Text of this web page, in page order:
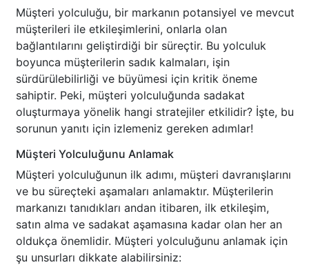
Müşteri yolculuğu, bir markanın potansiyel ve mevcut
müşterileri ile etkileşimlerini, onlarla olan
bağlantılarını geliştirdiği bir süreçtir. Bu yolculuk
boyunca müşterilerin sadık kalmaları, işin
sürdürülebilirliği ve büyümesi için kritik öneme
sahiptir. Peki, müşteri yolculuğunda sadakat
oluşturmaya yönelik hangi stratejiler etkilidir? İşte, bu
sorunun yanıtı için izlemeniz gereken adımlar!
Müşteri Yolculuğunu Anlamak
Müşteri yolculuğunun ilk adımı, müşteri davranışlarını
ve bu süreçteki aşamaları anlamaktır. Müşterilerin
markanızı tanıdıkları andan itibaren, ilk etkileşim,
satın alma ve sadakat aşamasına kadar olan her an
oldukça önemlidir. Müşteri yolculuğunu anlamak için
şu unsurları dikkate alabilirsiniz: